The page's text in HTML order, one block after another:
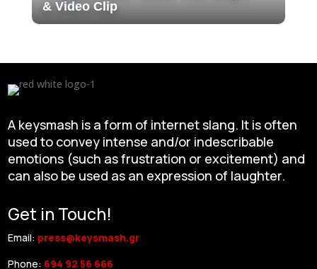
& Video Clip
A keysmash is a form of internet slang. It is often
used to convey intense and/or indescribable
emotions (such as frustration or excitement) and
can also be used as an expression of laughter.
Get in Touch!
Email: press@keysmash.gr
Phone: 694 92 56 666